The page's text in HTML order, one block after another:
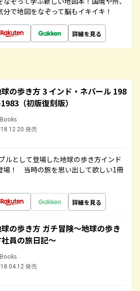
で地図をなぞって脳もイキイキ！
詳細を見る
の歩き方 3 インド・ネパール 198
（初版復刻版）
発売
ルとして登場した地球の歩き方インド
場！ 当時の旅を思い出して欲しい1冊
詳細を見る
の歩き方 ガチ冒険～地球の歩き
員の旅日記～
発売